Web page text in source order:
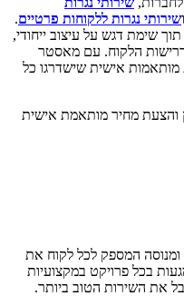
ושירותי נגרות ללקוחות פרטיים.
שימת דגש על עיצוב ייחודי,
הלקוח. עם מאסטר
מותאמות אישית שישדרגו כל
ייעוץ והצעת מחיר מותאמת אישית
ומנוסה המספק לכל לקוח את
בכל פרויקט במקצועיות
את השירות הטוב ביותר.